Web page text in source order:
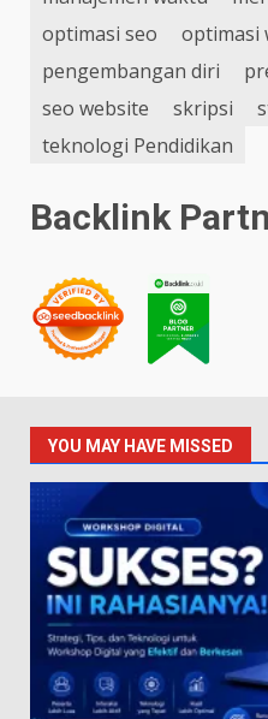
optimasi seo
optimasi
pengembangan diri
seo website
skripsi
teknologi Pendidikan
Backlink
YOU MAY HAVE MISSED